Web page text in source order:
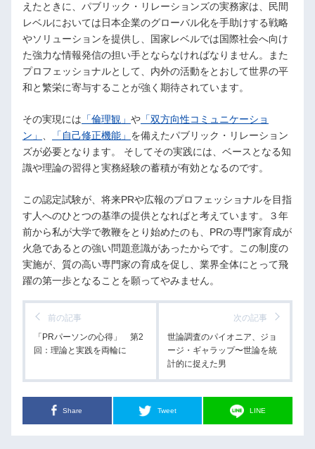
えたときに、パブリック・リレーションズの実務家は、民間
レベルにおいては日本企業のグローバル化を手助けする戦略
やソリューションを提供し、国家レベルでは国際社会へ向け
た強力な情報発信の担い手とならなければなりません。また
プロフェッショナルとして、内外の活動をとおして世界の平
和と繁栄に寄与することが強く期待されています。
その実現には 「倫理観」 や 「双方向性コミュニケーショ
ン」
「自己修正機能」 を備えたパブリック・リレーション
ズが必要となります。 そしてその実践には、ベースとなる知
識や理論の習得と実務経験の蓄積が有効となるのです。
この認定試験が、将来PRや広報のプロフェッショナルを目指
す人へのひとつの基準の提供となればと考えています。３年
前から私が大学で教鞭をとり始めたのも、PRの専門家育成が
火急であるとの強い問題意識があったからです。この制度の
実施が、質の高い専門家の育成を促し、業界全体にとって飛
躍の第一歩となることを願ってやみません。
前の記事
「PRパーソンの心得」 第2
回：理論と実践を両輪に
次の記事
世論調査のパイオニア、ジョ
ージ・ギャラップ〜世論を統
計的に捉えた男
Share Tweet LINE